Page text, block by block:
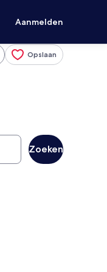
Aanmelden
Opslaan
Zoeken